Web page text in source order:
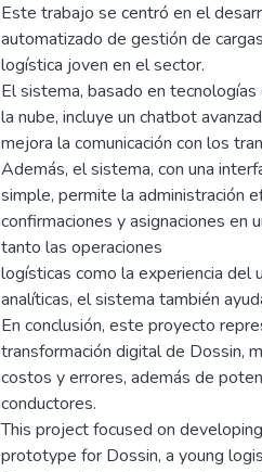
Este trabajo se centró en el
automatizado de gestión de
logística joven en el sector.
El sistema, basado en
la nube, incluye un chatbot
mejora la comunicación con los
Además, el sistema, con una
simple, permite la administración
confirmaciones y asignaciones en
tanto las operaciones
logísticas como la experiencia del
analíticas, el sistema también
En conclusión, este proyecto
transformación digital de Dossin,
costos y errores, además de
conductores.
This project focused on
prototype for Dossin, a young